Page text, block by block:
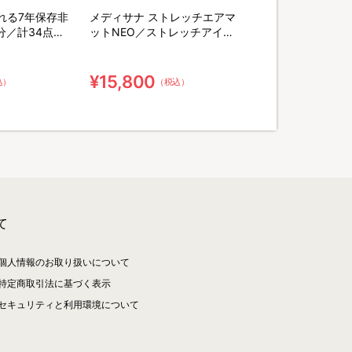
る7年保存非
／計34点セ
メディサナ ストレッチエアマ
ットNEO／ストレッチアイテ
¥15,800 （税込）
人情報のお取り扱いについて
定商取引法に基づく表示
キュリティと利用環境について